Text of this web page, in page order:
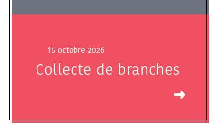
15 octobre 2026
Collecte de branches